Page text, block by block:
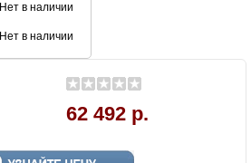
Нет в наличии
Нет в наличии
62 492 р.